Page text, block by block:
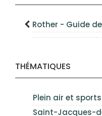
Rother - Guide
THÉMATIQUES
Plein air et sports
Saint-Jacques-